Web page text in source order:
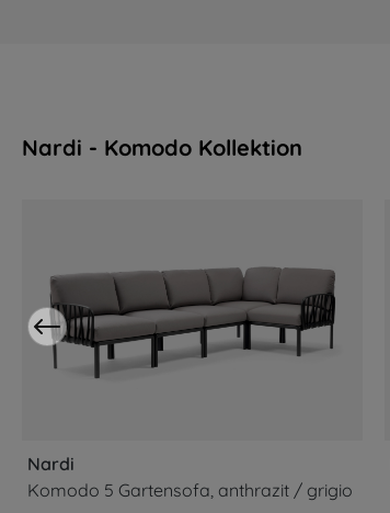
Nardi - Komodo Kollektion
Nardi
Komodo 5 Gartensofa, anthrazit / grigio